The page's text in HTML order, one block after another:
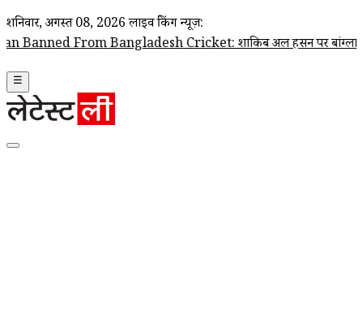
शनिवार, अगस्त 08, 2026 लाइव ब्रेकिंग न्यूज़:
From Bangladesh Cricket: शाकिब अल हसन पर बांग्लादेश क्रिकेट
☰